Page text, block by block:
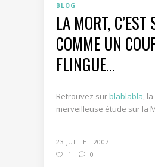
BLOG
LA MORT, C’EST
COMME UN
FLINGUE…
Retrouvez surblablabla,
merveilleuse étude sur la
23 JUILLET 2007
1
0